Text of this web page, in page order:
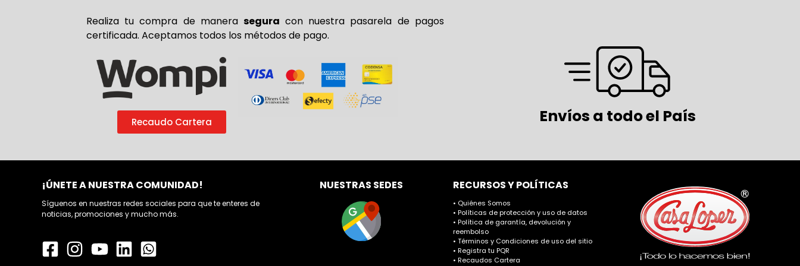
Realiza tu compra de manera segura con nuestra pasarela de pagos
certificada. Aceptamos todos los métodos de pago.
Recaudo Cartera Envíos a todo el País
¡ÚNETE A NUESTRA COMUNIDAD!
Síguenos en nuestras redes sociales para que te enteres de
noticias, promociones y mucho más.
NUESTRAS SEDES RECURSOS Y POLÍTICAS
• Quiénes Somos
• Políticas de protección y uso de datos
• Política de garantía, devolución y
reembolso
• Términos y Condiciones de uso del sitio
• Registra tu PQR
• Recaudos Cartera